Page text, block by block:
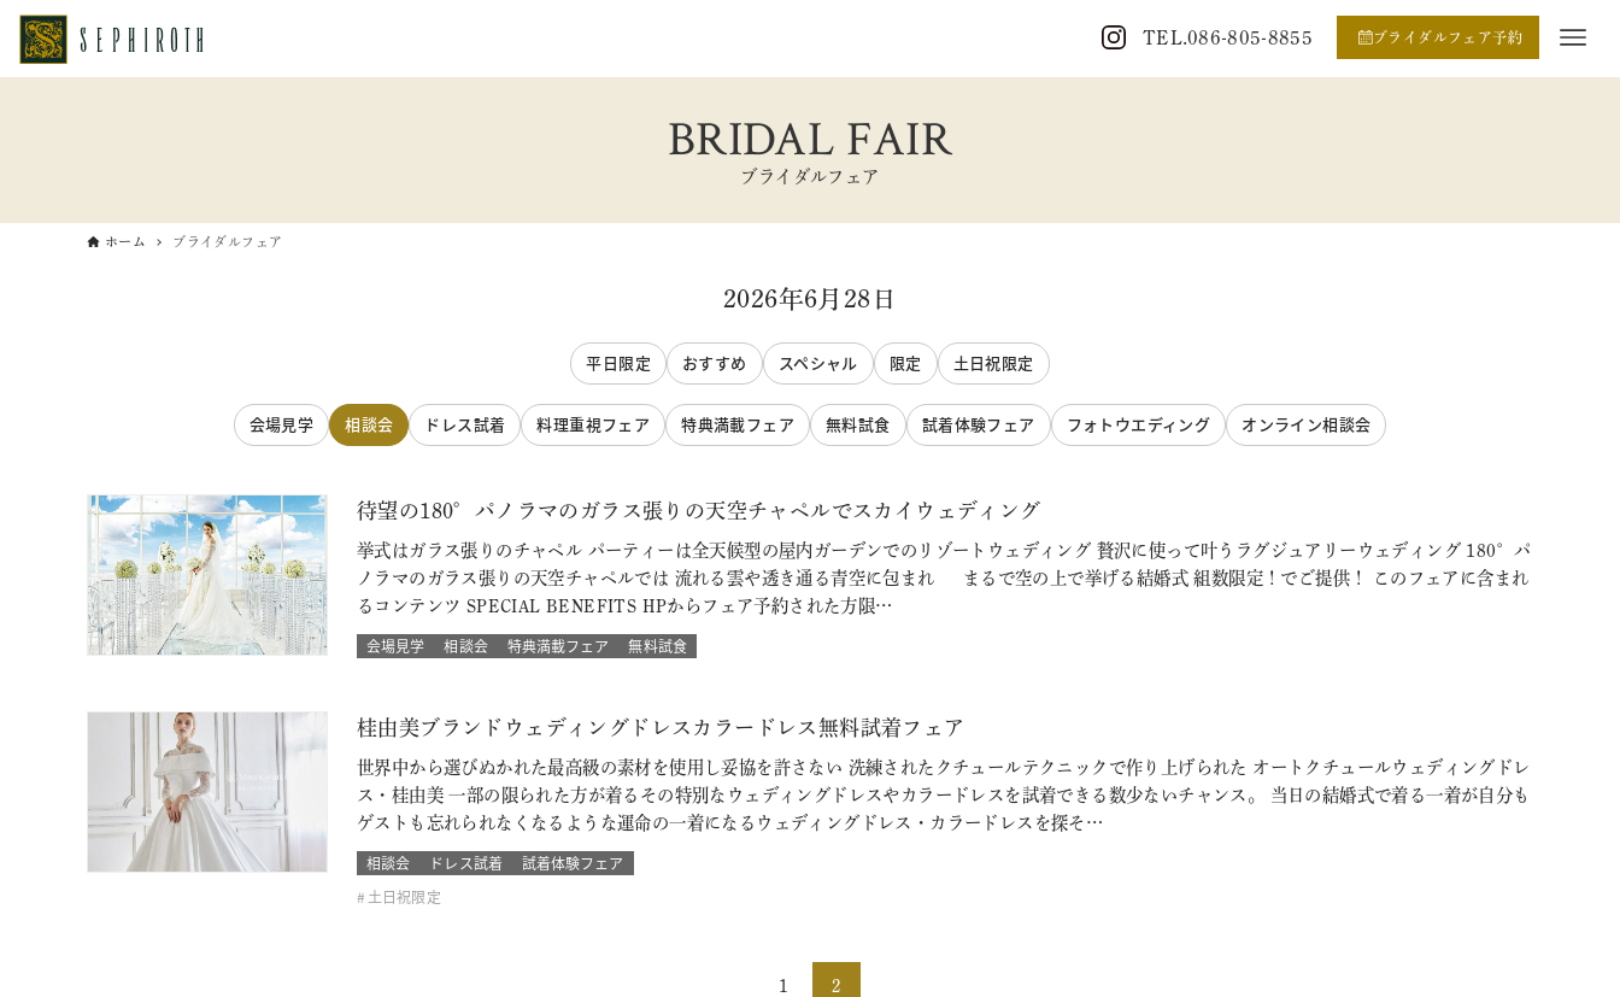
TEL.086-805-8855 ブライダルフェア予約
BRIDAL FAIR
ブライダルフェア
ホーム ブライダルフェア
2026年6月28日
平日限定 おすすめ スペシャル 限定 土日祝限定
会場見学 相談会 ドレス試着 料理重視フェア 特典満載フェア 無料試食 試着体験フェア フォトウエディング オンライン相談会
待望の180°パノラマのガラス張りの天空チャペルでスカイウェディング
挙式はガラス張りのチャペル パーティーは全天候型の屋内ガーデンでのリゾートウェディング 贅沢に使って叶うラグジュアリーウェディング 180°パ
ノラマのガラス張りの天空チャペルでは 流れる雲や透き通る青空に包まれ まるで空の上で挙げる結婚式 組数限定！でご提供！ このフェアに含まれ
るコンテンツ SPECIAL BENEFITS HPからフェア予約された方限…
会場見学 相談会 特典満載フェア 無料試食
桂由美ブランドウェディングドレスカラードレス無料試着フェア
世界中から選びぬかれた最高級の素材を使用し妥協を許さない 洗練されたクチュールテクニックで作り上げられた オートクチュールウェディングドレ
ス・桂由美 一部の限られた方が着るその特別なウェディングドレスやカラードレスを試着できる数少ないチャンス。 当日の結婚式で着る一着が自分も
ゲストも忘れられなくなるような運命の一着になるウェディングドレス・カラードレスを探そ…
相談会 ドレス試着
試着体験フェア
土日祝限定
1 2